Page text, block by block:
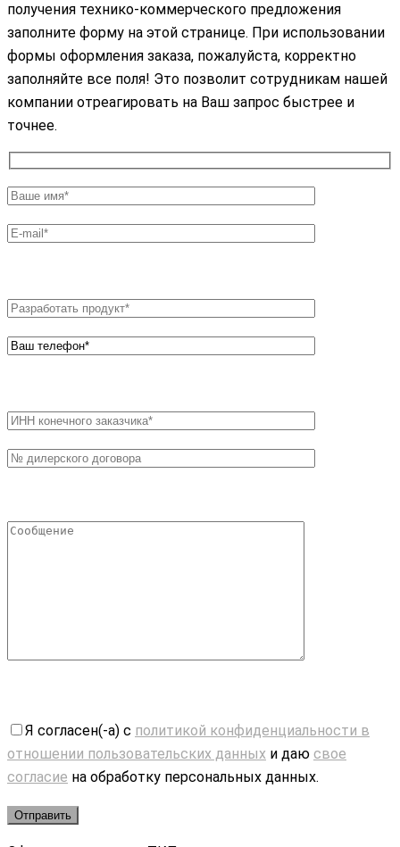
получения технико-коммерческого предложения
заполните форму на этой странице. При использовании
формы оформления заказа, пожалуйста, корректно
заполняйте все поля! Это позволит сотрудникам нашей
компании отреагировать на Ваш запрос быстрее и
точнее.
Я согласен(-а) с политикой конфиденциальности в
отношении пользовательских данных и даю свое
согласие на обработку персональных данных.